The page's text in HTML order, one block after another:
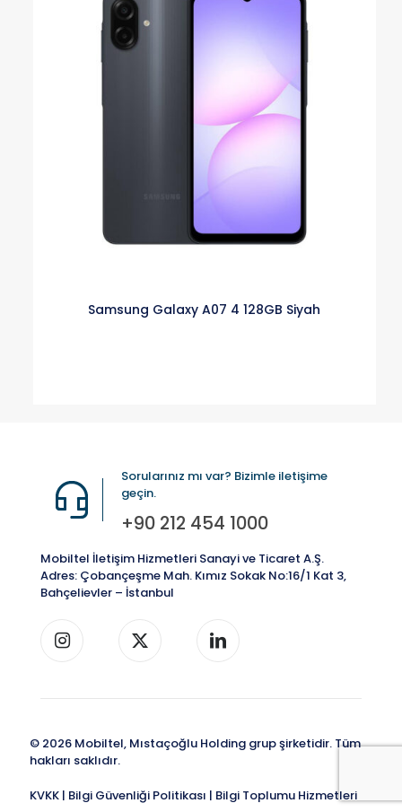
Samsung Galaxy A07 4 128GB Siyah
Sorularınız mı var? Bizimle iletişime
geçin.
+90 212 454 1000
Mobiltel İletişim Hizmetleri Sanayi ve Ticaret A.Ş.
Adres: Çobançeşme Mah. Kımız Sokak No:16/1 Kat 3,
Bahçelievler – İstanbul
© 2026 Mobiltel, Mıstaçoğlu Holding grup şirketidir. Tüm
hakları saklıdır.
KVKK | Bilgi Güvenliği Politikası | Bilgi Toplumu Hizmetleri